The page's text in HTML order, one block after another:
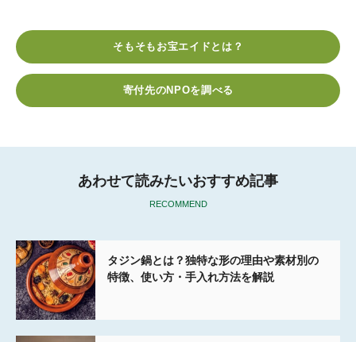
o
e
a
t
そもそもお宝エイドとは？
寄付先のNPOを調べる
あわせて読みたいおすすめ記事
RECOMMEND
タジン鍋とは？独特な形の理由や素材別の
特徴、使い方・手入れ方法を解説